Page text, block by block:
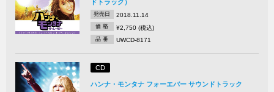
ドトラック）
発売日 2018.11.14
価 格 ¥2,750 (税込)
品 番 UWCD-8171
CD
ハンナ・モンタナ フォーエバー サウンドトラック